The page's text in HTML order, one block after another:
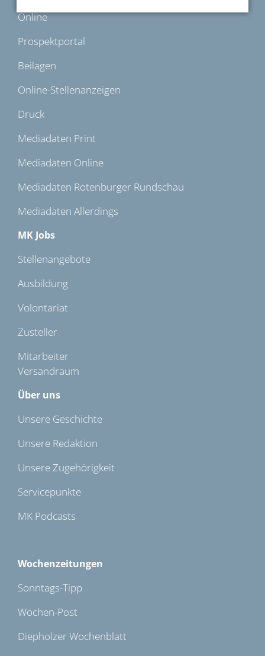
Online
Prospektportal
Beilagen
Online-Stellenanzeigen
Druck
Mediadaten Print
Mediadaten Online
Mediadaten Rotenburger Rundschau
Mediadaten Allerdings
MK Jobs
Stellenangebote
Ausbildung
Volontariat
Zusteller
Mitarbeiter
Versandraum
Über uns
Unsere Geschichte
Unsere Redaktion
Unsere Zugehörigkeit
Servicepunkte
MK Podcasts
Wochenzeitungen
Sonntags-Tipp
Wochen-Post
Diepholzer Wochenblatt